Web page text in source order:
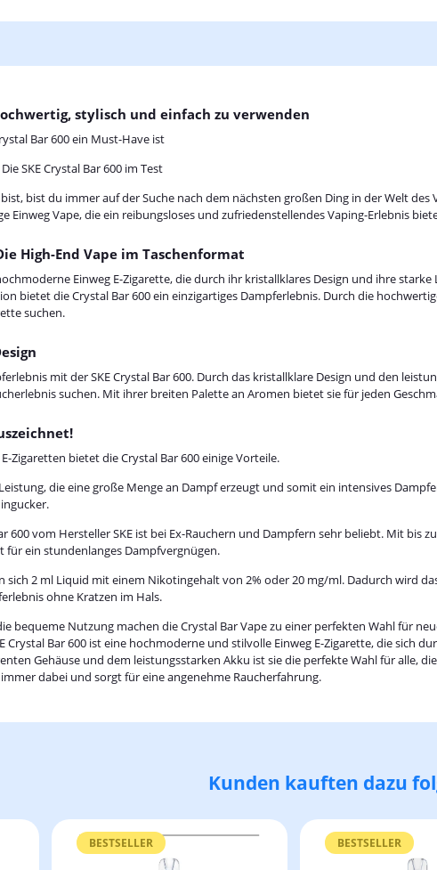
stylisch und einfach zu verwenden
Bar 600 ein Must-Have ist
SKE Crystal Bar 600 im Test
bist du immer auf der Suche nach dem nächsten großen Ding in der Welt
Einweg Vape, die ein reibungsloses und zufriedenstellendes Vaping-Erlebnis
High-End Vape im Taschenformat
Einweg E-Zigarette, die durch ihr kristallklares Design und ihre
bietet die Crystal Bar 600 ein einzigartiges Dampferlebnis. Durch die
suchen.
mit der SKE Crystal Bar 600. Durch das kristallklare Design und den
suchen. Mit ihrer breiten Palette an Aromen bietet sie für jeden
Zigaretten bietet die Crystal Bar 600 einige Vorteile.
die eine große Menge an Dampf erzeugt und somit ein intensives
600 vom Hersteller SKE ist bei Ex-Rauchern und Dampfern sehr beliebt. Mit
für ein stundenlanges Dampfvergnügen.
sich 2 ml Liquid mit einem Nikotingehalt von 2% oder 20 mg/ml. Dadurch wird
ohne Kratzen im Hals.
bequeme Nutzung machen die Crystal Bar Vape zu einer perfekten Wahl für
Crystal Bar 600 ist eine hochmoderne und stilvolle Einweg E-Zigarette, die
Gehäuse und dem leistungsstarken Akku ist sie die perfekte Wahl für alle,
dabei und sorgt für eine angenehme Raucherfahrung.
Kunden kauften dazu
BESTSELLER BESTSELLER